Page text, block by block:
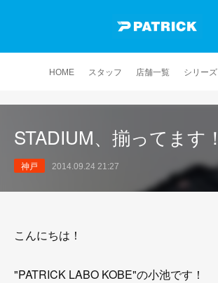
HOME スタッフ 店舗一覧 シリーズ
STADIUM、揃ってます！
神戸 2014.09.24 21:27
こんにちは！
"PATRICK LABO KOBE"の小池です！